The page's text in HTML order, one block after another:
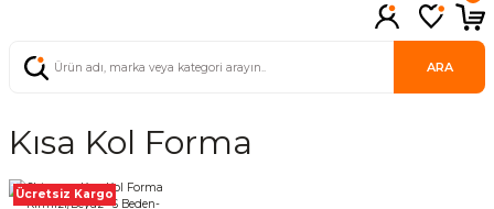
ARA
Kısa Kol Forma
Ücretsiz Kargo